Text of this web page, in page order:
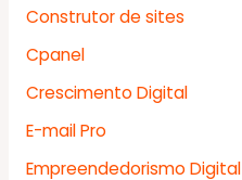
Construtor de sites
Cpanel
Crescimento Digital
E-mail Pro
Empreendedorismo Digital